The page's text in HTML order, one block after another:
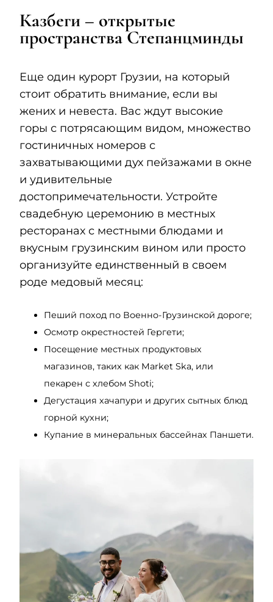
Казбеги – открытые
пространства Степанцминды
Еще один курорт Грузии, на который
стоит обратить внимание, если вы
жених и невеста. Вас ждут высокие
горы с потрясающим видом, множество
гостиничных номеров с
захватывающими дух пейзажами в окне
и удивительные
достопримечательности. Устройте
свадебную церемонию в местных
ресторанах с местными блюдами и
вкусным грузинским вином или просто
организуйте единственный в своем
роде медовый месяц:
Пеший поход по Военно-Грузинской дороге;
Осмотр окрестностей Гергети;
Посещение местных продуктовых
магазинов, таких как Market Ska, или
пекарен с хлебом Shoti;
Дегустация хачапури и других сытных блюд
горной кухни;
Купание в минеральных бассейнах Паншети.